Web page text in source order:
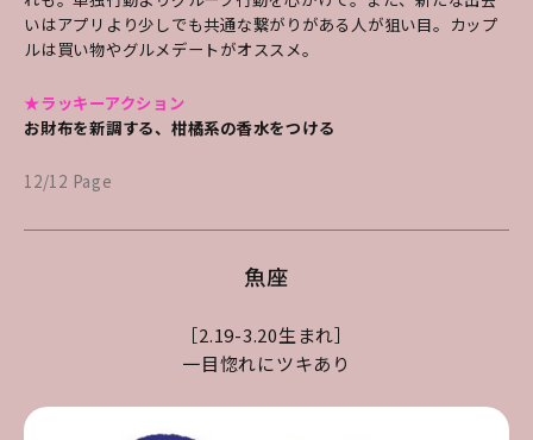
いはアプリより少しでも共通な繋がりがある人が狙い目。カップ
ルは買い物やグルメデートがオススメ。
★ラッキーアクション
お財布を新調する、柑橘系の香水をつける
12/12 Page
魚座
［2.19-3.20生まれ］
一目惚れにツキあり